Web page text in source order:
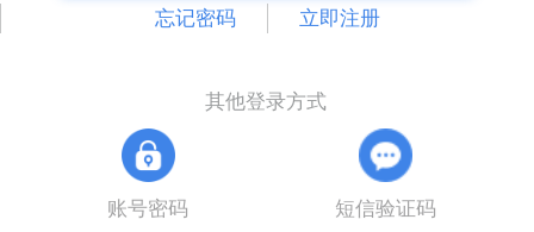
忘记密码 立即注册
其他登录方式
账号密码 短信验证码